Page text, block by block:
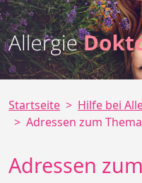
Startseite
Hilfe bei
Adressen zum
Adressen